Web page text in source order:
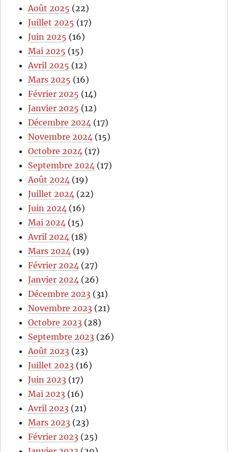
Août 2025 (22)
Juillet 2025 (17)
Juin 2025 (16)
Mai 2025 (15)
Avril 2025 (12)
Mars 2025 (16)
Février 2025 (14)
Janvier 2025 (12)
Décembre 2024 (17)
Novembre 2024 (15)
Octobre 2024 (17)
Septembre 2024 (17)
Août 2024 (19)
Juillet 2024 (22)
Juin 2024 (16)
Mai 2024 (15)
Avril 2024 (18)
Mars 2024 (19)
Février 2024 (27)
Janvier 2024 (26)
Décembre 2023 (31)
Novembre 2023 (21)
Octobre 2023 (28)
Septembre 2023 (26)
Août 2023 (23)
Juillet 2023 (16)
Juin 2023 (17)
Mai 2023 (16)
Avril 2023 (21)
Mars 2023 (23)
Février 2023 (25)